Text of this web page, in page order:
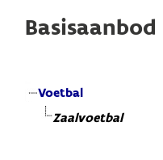
Basisaanbod
Voetbal
Zaalvoetbal